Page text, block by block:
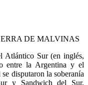
DE MALVINAS
Atlántico Sur (en inglés,
entre la Argentina y el
disputaron la soberanía
y Sandwich del Sur,